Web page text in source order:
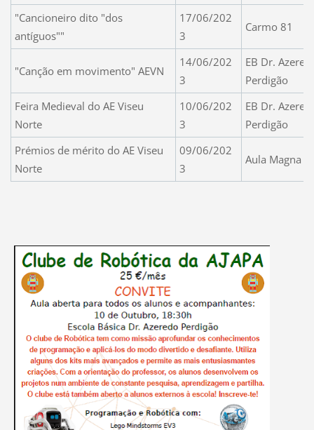
"Cancioneiro dito "dos
antíguos""
17/06/202
3
Carmo 81
"Canção em movimento" AEVN
14/06/202
3
EB Dr.
Perdigão
Feira Medieval do AE Viseu
Norte
10/06/202
3
EB Dr.
Perdigão
Prémios de mérito do AE Viseu
Norte
09/06/202
3
Aula Magna